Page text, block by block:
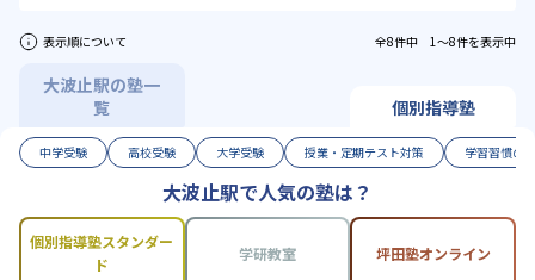
表示順について 全8件中 1〜8件を表示中
大波止駅の塾一
覧
個別指導塾
中学受験 高校受験 大学受験 授業・定期テスト対策 学習習慣の
大波止駅で人気の塾は？
個別指導塾スタンダー
ド
学研教室 坪田塾オンライン